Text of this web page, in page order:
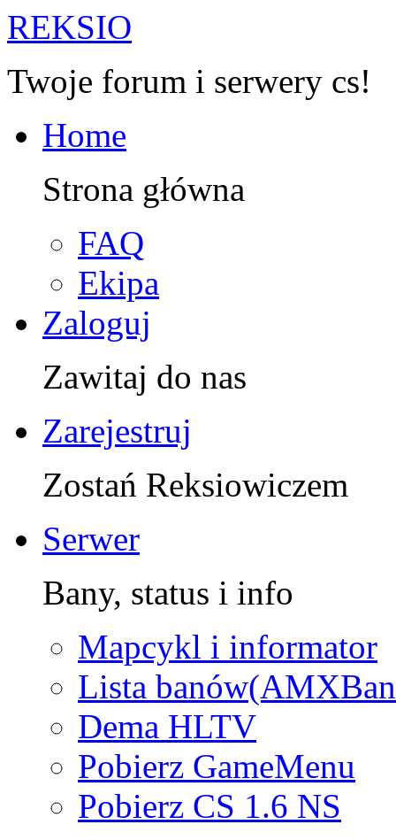
REKSIO
Twoje forum i serwery cs!
Home
Strona główna
FAQ
Ekipa
Zaloguj
Zawitaj do nas
Zarejestruj
Zostań Reksiowiczem
Serwer
Bany, status i info
Mapcykl i informator
Lista
Dema HLTV
Pobierz GameMenu
Pobierz CS 1.6 NS